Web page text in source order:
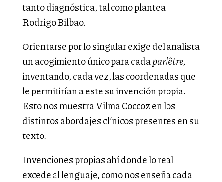
tanto diagnóstica, tal como plantea
Rodrigo Bilbao.
Orientarse por lo singular exige del analista
un acogimiento único para cadaparlêtre,
inventando, cada vez, las coordenadas que
le permitirían a este su invención propia.
Esto nos muestra Vilma Coccoz en los
distintos abordajes clínicos presentes en su
texto.
Invenciones propias ahí donde lo real
excede al lenguaje, como nos enseña cada